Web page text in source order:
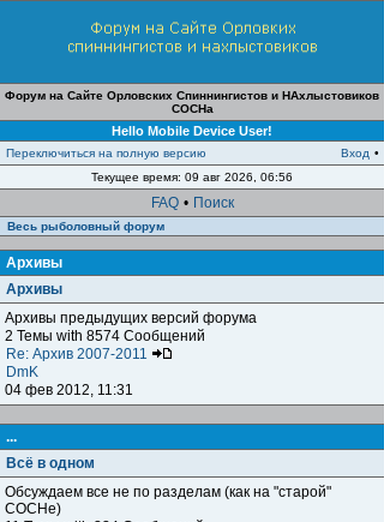
Форум на Сайте Орловских Спиннингистов и НАхлыстовиков
СОСНа
Hello Mobile Device User!
Переключиться на полную версию Вход •
Текущее время: 09 авг 2026, 06:56
FAQ • Поиск
Весь рыболовный форум
Архивы
Архивы
Архивы предыдущих версий форума
2 Темы with 8574 Сообщений
Re: Архив 2007-2011
DmK
04 фев 2012, 11:31
...
Всё в одном
Обсуждаем все не по разделам (как на "старой"
СОСНе)